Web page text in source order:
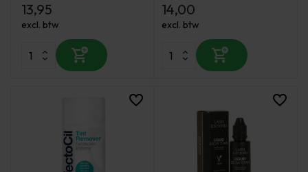
13,95
excl. btw
14,00
excl. btw